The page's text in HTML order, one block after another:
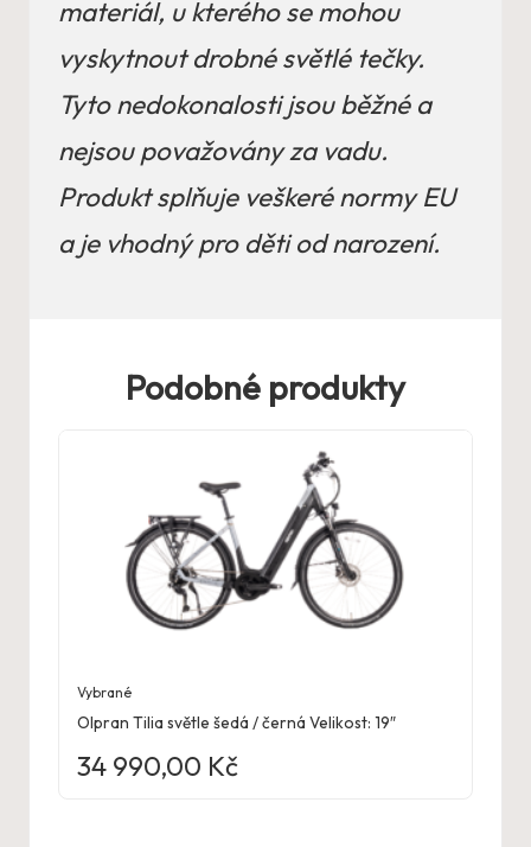
materiál, u kterého se mohou
vyskytnout drobné světlé tečky.
Tyto nedokonalosti jsou běžné a
nejsou považovány za vadu.
Produkt splňuje veškeré normy EU
a je vhodný pro děti od narození.
Podobné produkty
Vybrané
Olpran Tilia světle šedá / černá Velikost: 19″
34 990,00 Kč